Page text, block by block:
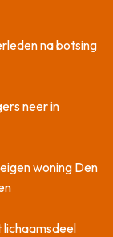
na botsing
neer in
woning Den
lichaamsdeel